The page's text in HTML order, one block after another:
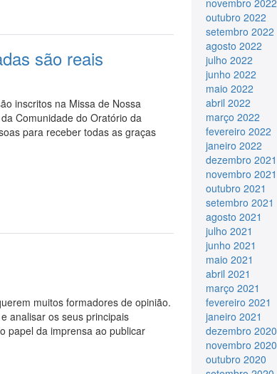
são reais
inscritos na Missa de Nossa
Comunidade do Oratório da
para receber todas as graças
muitos formadores de opinião.
analisar os seus principais
papel da imprensa ao publicar
novembro 2022
outubro 2022
setembro 2022
agosto 2022
julho 2022
junho 2022
maio 2022
abril 2022
março 2022
fevereiro 2022
janeiro 2022
dezembro 2021
novembro 2021
outubro 2021
setembro 2021
agosto 2021
julho 2021
junho 2021
maio 2021
abril 2021
março 2021
fevereiro 2021
janeiro 2021
dezembro 2020
novembro 2020
outubro 2020